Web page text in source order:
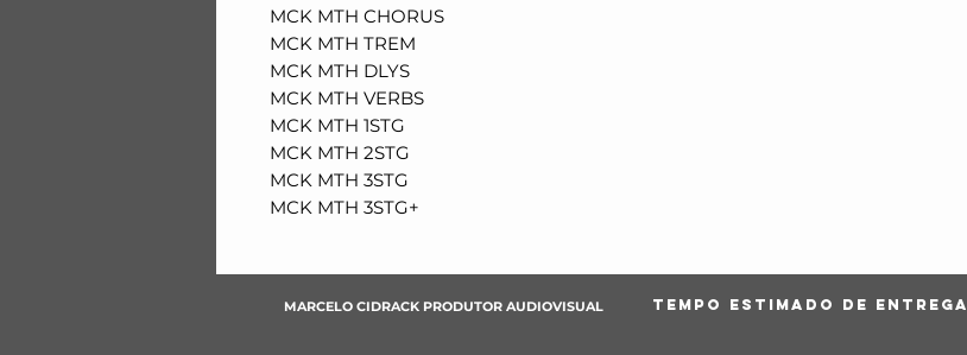
MCK MTH CHORUS
MCK MTH TREM
MCK MTH DLYS
MCK MTH VERBS
MCK MTH 1STG
MCK MTH 2STG
MCK MTH 3STG
MCK MTH 3STG+
MARCELO CIDRACK PRODUTOR AUDIOVISUAL TEMPO ESTIMADO DE ENTREGA